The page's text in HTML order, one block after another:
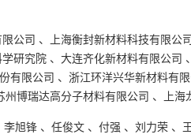
限公司 、 上海衡封新材料科技有限公司
研究院 、 大连齐化新材料有限公司 、
有限公司 、 浙江环洋兴华新材料有
州博瑞达高分子材料有限公司 、 上
李旭锋 、 任俊文 、 付强 、 刘力荣 、